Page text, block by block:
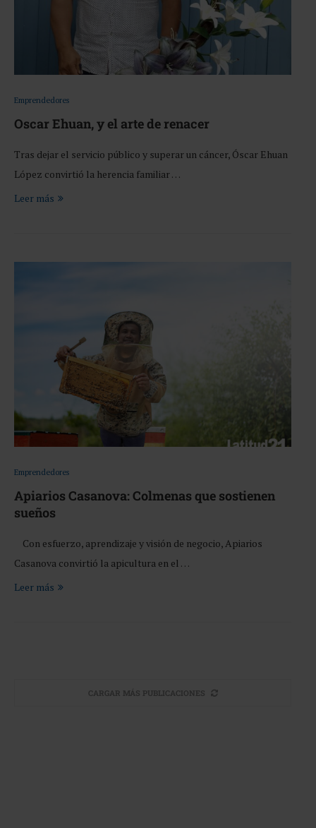
Emprendedores
Oscar Ehuan, y el arte de renacer
Tras dejar el servicio público y superar un cáncer, Óscar Ehuan
López convirtió la herencia familiar …
Leer más
Emprendedores
Apiarios Casanova: Colmenas que sostienen
sueños
Con esfuerzo, aprendizaje y visión de negocio, Apiarios
Casanova convirtió la apicultura en el …
Leer más
CARGAR MÁS PUBLICACIONES